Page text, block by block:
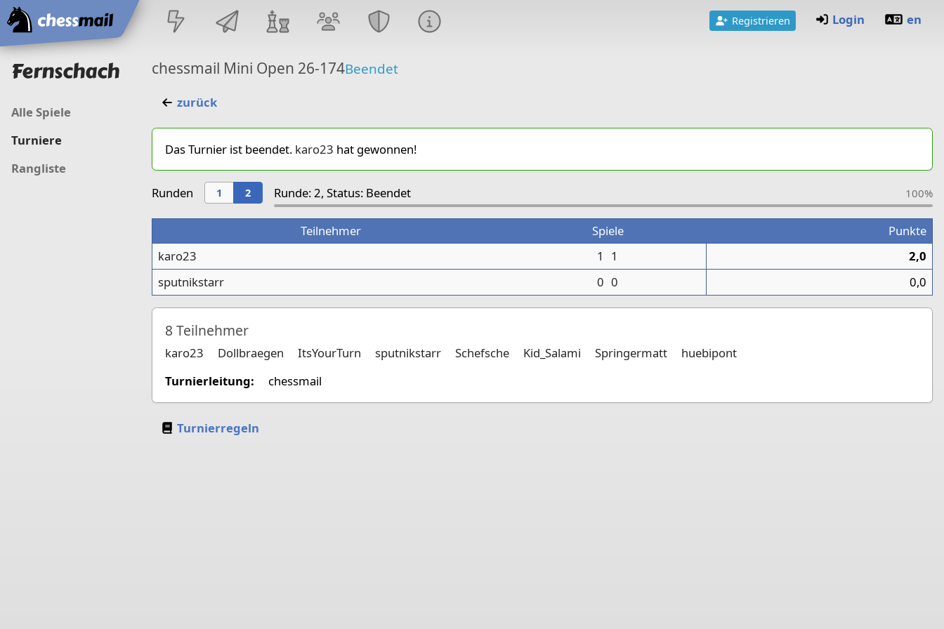
Startseite
Registrieren Login en
Fernschach
Alle Spiele
Turniere
Rangliste
chessmail Mini Open 26-174Beendet
zurück
Das Turnier ist beendet. karo23 hat gewonnen!
Runden 1 2 Runde: 2, Status: Beendet 100%
Teilnehmer Spiele
Punkte
karo23
1 1
2,0
sputnikstarr
0 0 0,0
8 Teilnehmer
karo23 Dollbraegen ItsYourTurn sputnikstarr Schefsche Kid_Salami Springermatt
huebipont
Turnierleitung:
chessmail
Turnierregeln